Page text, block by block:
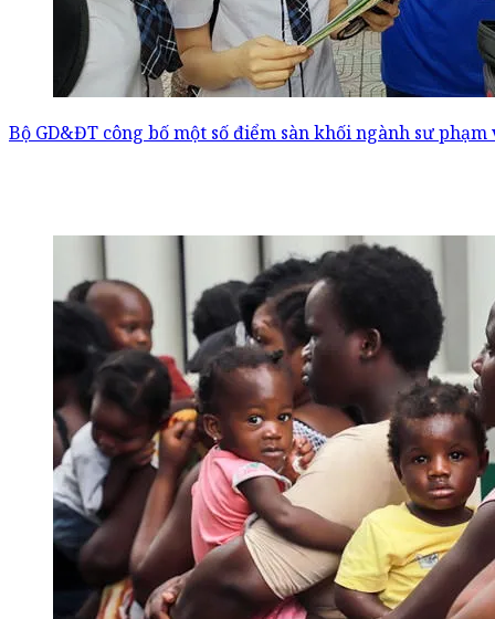
Bộ GD&ĐT công bố một số điểm sàn khối ngành sư phạm